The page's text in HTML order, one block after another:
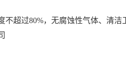
不超过80%，无腐蚀性气体、清洁